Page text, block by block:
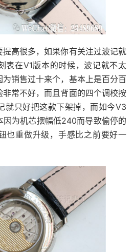
高很多，如果你有关注过波记就
表在V1版本的时候，波记就不太
销售过十来个，基本上是百分百
常不好，而且背面的四个调校按
就只好把这款下架掉，而如今V3
因为机芯摆幅低240而导致偷停的
也重做升级，手感比之前要好一